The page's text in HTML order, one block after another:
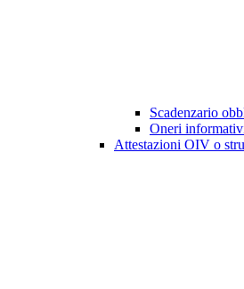
Scadenzario
Oneri
Attestazioni OIV o